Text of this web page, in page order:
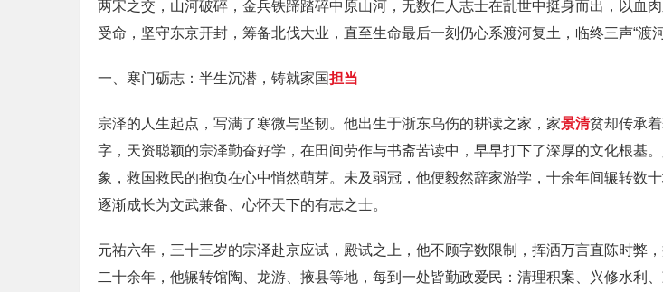
两宋之交，山河破碎，金兵铁蹄踏碎中原山河，无数仁人志士在乱世中挺身而出，以
受命，坚守东京开封，筹备北伐大业，直至生命最后一刻仍心系渡河复土，临终三声“渡
一、寒门砺志：半生沉潜，铸就家国担当
宗泽的人生起点，写满了寒微与坚韧。他出生于浙东乌伤的耕读之家，家景清贫却传承
字，天资聪颖的宗泽勤奋好学，在田间劳作与书斋苦读中，早早打下了深厚的文化根基
象，救国救民的抱负在心中悄然萌芽。未及弱冠，他便毅然辞家游学，十余年间辗转数
逐渐成长为文武兼备、心怀天下的有志之士。
元祐六年，三十三岁的宗泽赴京应试，殿试之上，他不顾字数限制，挥洒万言直陈时弊
二十余年，他辗转馆陶、龙游、掖县等地，每到一处皆勤政爱民：清理积案、兴修水利